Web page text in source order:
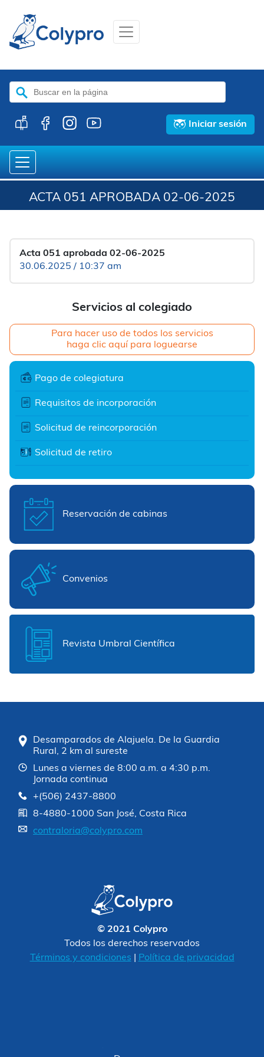
Buscar:
Iniciar sesión
ACTA 051 APROBADA 02-06-2025
Servicios al colegiado
Para hacer uso de todos los servicios
haga clic aquí para loguearse
Pago de colegiatura
Requisitos de incorporación
Solicitud de reincorporación
Solicitud de retiro
Reservación de cabinas
Convenios
Revista Umbral Científica
Acta 051 aprobada 02-06-2025
30.06.2025 / 10:37 am
Desamparados de Alajuela. De la Guardia
Rural, 2 km al sureste
Lunes a viernes de 8:00 a.m. a 4:30 p.m.
Jornada continua
+(506) 2437-8800
8-4880-1000 San José, Costa Rica
contraloria@colypro.com
© 2021 Colypro
Todos los derechos reservados
Términos y condiciones
Política de privacidad